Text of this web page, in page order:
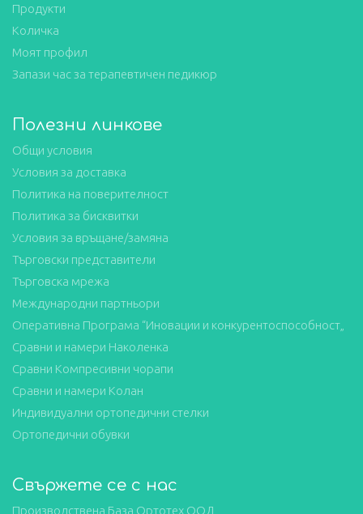
Продукти
Количка
Моят профил
Запази час за терапевтичен педикюр
Полезни линкове
Общи условия
Условия за доставка
Политика на поверителност
Политика за бисквитки
Условия за връщане/замяна
Търговски представители
Търговска мрежа
Международни партньори
Оперативна Програма “Иновации и конкурентоспособност„
Сравни и намери Наколенка
Сравни Компресивни чорапи
Сравни и намери Колан
Индивидуални ортопедични стелки
Ортопедични обувки
Свържете се с нас
Производствена База Ортотех ООД